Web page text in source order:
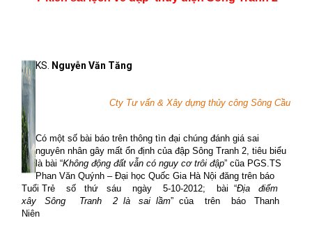
KS. Nguyễn Văn Tăng
Cty Tư vấn & Xây dựng thủy công Sông Cầu
Có một số bài báo trên thông tìn đại chúng đánh giá sai
nguyên nhân gây mất ổn định của đập Sông Tranh 2, tiêu biểu
là bài “Không động đất vẫn có nguy cơ trôi đập” cũa PGS.TS
Phan Văn Quýnh – Đại học Quốc Gia Hà Nội đăng trên báo
Tuổi Trẻ
số thứ sáu ngày 5-10-2012; bài “Địa
điểm
xây
Sông Tranh 2 là sai lầm” của trên báo
Thanh
Niên